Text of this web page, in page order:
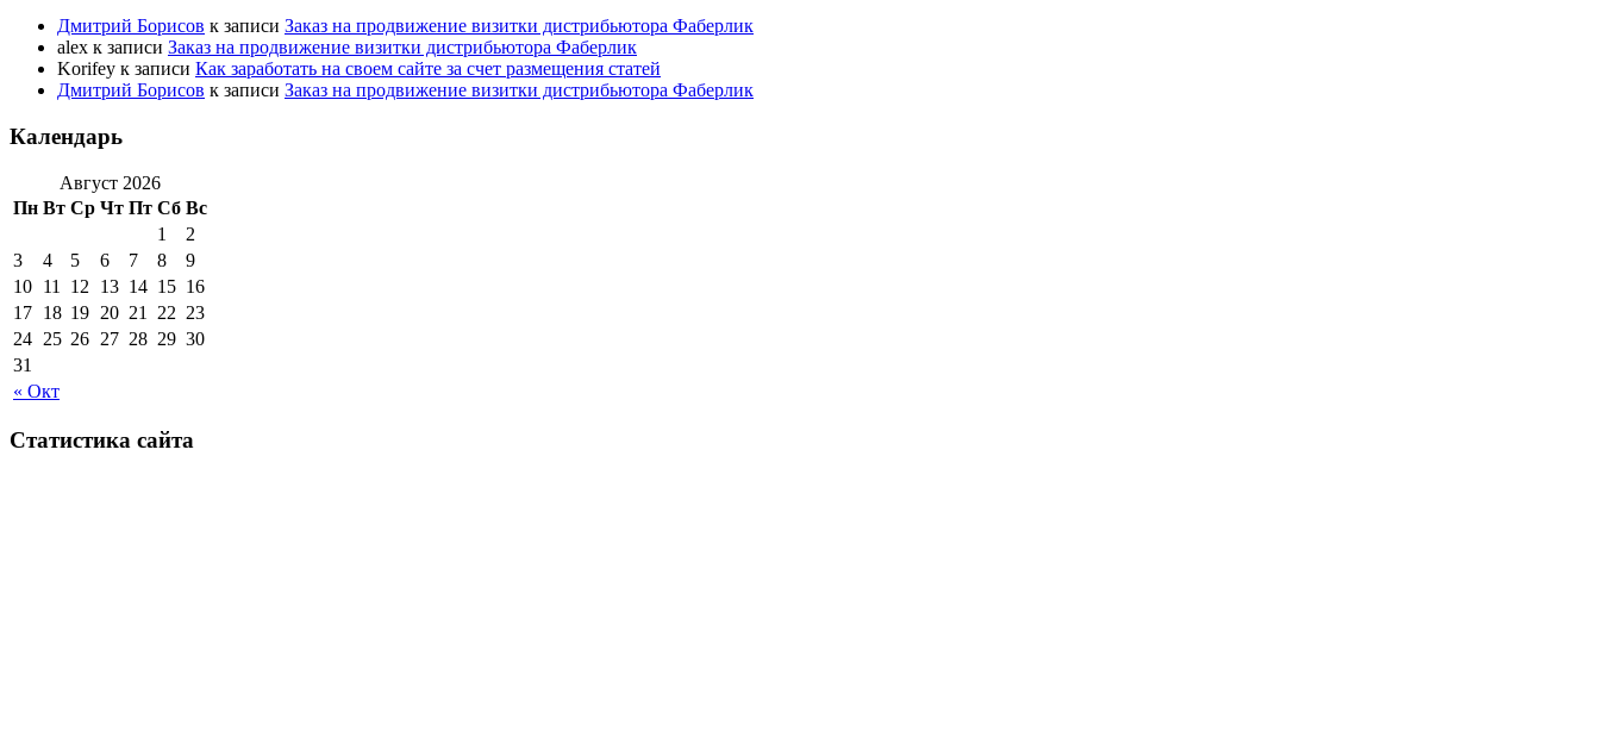
Дмитрий Борисов к записи Заказ на продвижение визитки дистрибьютора Фаберлик
alex к записи Заказ на продвижение визитки дистрибьютора Фаберлик
Korifey к записи Как заработать на своем сайте за счет размещения статей
Дмитрий Борисов к записи Заказ на продвижение визитки дистрибьютора Фаберлик
Календарь
Август 2026
Пн Вт Ср Чт Пт Сб Вс
« Окт
1
2
3
4 5 6 7 8
9
10 11 12 13 14 15 16
17 18 19 20 21 22 23
24 25 26 27 28 29 30
31
Статистика сайта